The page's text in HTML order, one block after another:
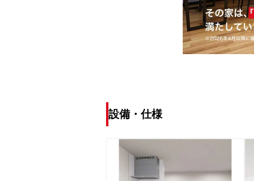
設備・仕様